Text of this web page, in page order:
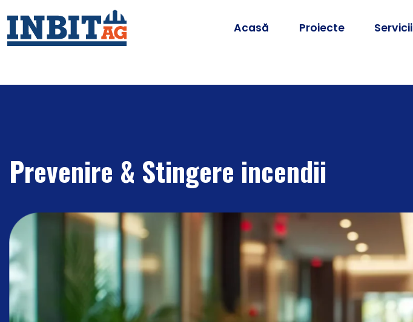
Acasă Proiecte Servicii
Prevenire & Stingere incendii